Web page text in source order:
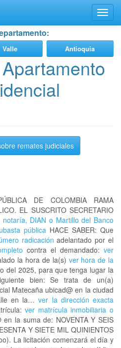
Valle Antioquia
remates judiciales
DE COLOMBIA RAMA
EL SUSCRITO SECRETARIO
DIAN o Martillo del Banco
públicaHACE SABER: Que
radicación adelantado por el
contra el demandado: ver
la hora de la(s) ver hora de la
del 2025, para que tenga lugar la
bien: Se trata de un(a)
Matecaña ubicad@ en la ciudad
en la…ver la dirección exacta
ver matrícula inmobiliaria o
en la suma de: NOVENTA Y SEIS
Y SIETE MIL QUINIENTOS
La licitación comenzará el día y